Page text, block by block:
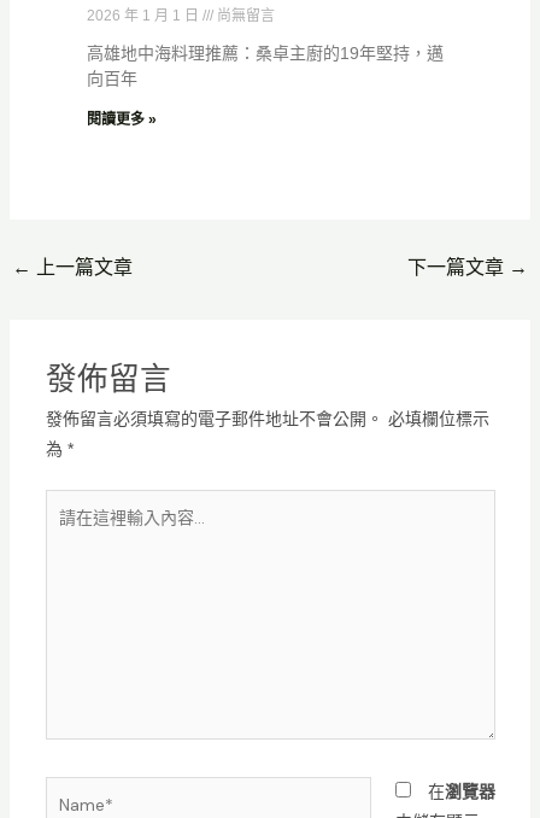
2026 年 1 月 1 日 尚無留言
高雄地中海料理推薦：桑卓主廚的19年堅持，邁
向百年
閱讀更多 »
← 上一篇文章 下一篇文章 →
發佈留言
發佈留言必須填寫的電子郵件地址不會公開。 必填欄位標示
為 *
在瀏覽器